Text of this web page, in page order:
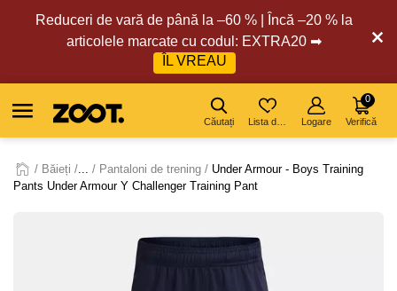
Reduceri de vară de până la –60 % | Încă –20 % la
articolele marcate cu codul: EXTRA20 ➡
ÎL VREAU
Căutați Logare Verifică
0
Băieți ... Pantaloni de trening
Under Armour - Boys Training
Pants Under Armour Y Challenger Training Pant